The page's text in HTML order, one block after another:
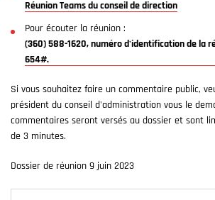
Réunion Teams du conseil de direction
Pour écouter la réunion :
(360) 588-1620, numéro d'identification de la
654#.
Si vous souhaitez faire un commentaire public,
président du conseil d'administration vous le
commentaires seront versés au dossier et sont
de 3 minutes.
Dossier de réunion 9 juin 2023